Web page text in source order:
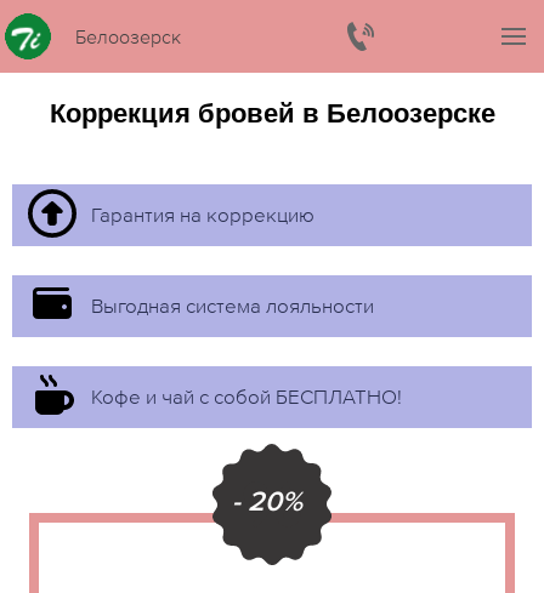
Белоозерск
Коррекция бровей в Белоозерске
Гарантия на коррекцию
Выгодная система лояльности
Кофе и чай с собой БЕСПЛАТНО!
- 20%